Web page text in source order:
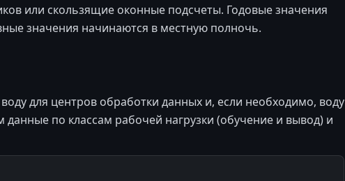
или скользящие оконные подсчеты. Годовые значения
значения начинаются в местную полночь.
для центров обработки данных и, если необходимо, воду
по классам рабочей нагрузки (обучение и вывод) и